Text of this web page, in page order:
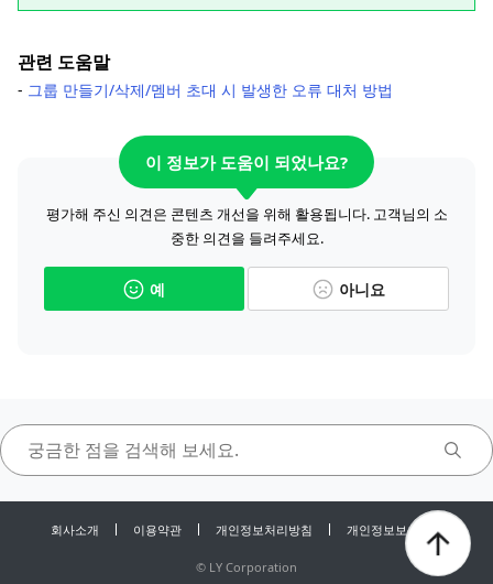
관련 도움말
- 그룹 만들기/삭제/멤버 초대 시 발생한 오류 대처 방법
이 정보가 도움이 되었나요?
평가해 주신 의견은 콘텐츠 개선을 위해 활용됩니다. 고객님의 소
중한 의견을 들려주세요.
예 아니요
회사소개 이용약관 개인정보처리방침 개인정보보호센터
© LY Corporation